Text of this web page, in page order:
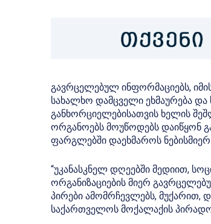
გავრცელებულ ინფორმაციებს,
სახალხო დამცველი ეხმაურება და
განხორციელებისათვის ხელის
ორგანოებს მოუწოდებს დაიწყონ
ფარგლებში დაეხმაროს
“უკანასკნელ დღეებში მედიით,
ორგანიზაციების მიერ
პირები ამომრჩევლებს, მუქარით,
საქართველოს მოქალაქის